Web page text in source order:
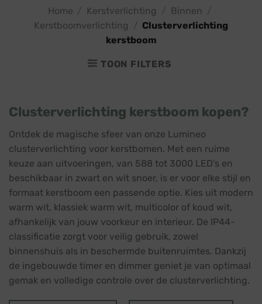
Home Kerstverlichting Binnen
Kerstboomverlichting
Clusterverlichting
kerstboom
TOON FILTERS
Clusterverlichting kerstboom kopen?
Ontdek de magische sfeer van onze Lumineo
clusterverlichting voor kerstbomen. Met een ruime
keuze aan uitvoeringen, van 588 tot 3000 LED's en
beschikbaar in zwart en wit snoer, is er voor elke stijl en
formaat kerstboom een passende optie. Kies uit modern
warm wit, klassiek warm wit, multicolor of koud wit,
afhankelijk van jouw voorkeur en interieur. De IP44-
classificatie zorgt voor veilig gebruik, zowel
binnenshuis als in beschermde buitenruimtes. Dankzij
de ingebouwde timer en dimmer geniet je van optimaal
gemak en volledige controle over de clusterverlichting.